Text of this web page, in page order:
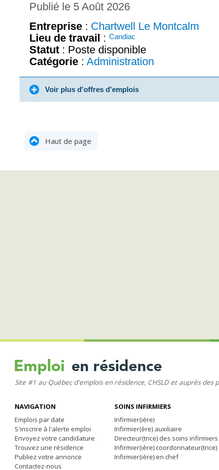
Publié le 5 Août 2026
Entreprise : Chartwell Le Montcalm
Lieu de travail : Candiac
Statut : Poste disponible
Catégorie : Administration
Voir plus d'offres d'emplois
Haut de page
Site #1 au Québec d'emplois en résidence, CHSLD et auprès des
NAVIGATION
Emplois par date
S'inscrire à l'alerte emploi
Envoyez votre candidature
Trouvez une résidence
Publiez votre annonce
Contactez-nous
SOINS INFIRMIERS
Infirmier(ière)
Infirmier(ère) auxiliaire
Directeur(trice) des soins infirmiers
Infirmier(ière) coordonnateur(trice)
Infirmier(ière) en chef